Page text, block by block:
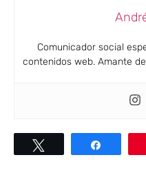
Comunicador social
contenidos web. Amante